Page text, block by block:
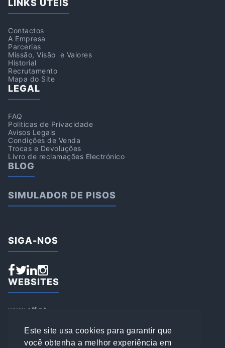
Este site usa cookies para garantir que
você obtenha a melhor experiência em
LINKS ÚTEIS
Contactos
A Empresa
Parcerias
Missão, Visão e Valores
Historial
Recrutamento
Mapa do Site
LEGAL
FAQ
Politicas de Privacidade
Avisos Legais
Condições de Venda
Trocas e Devoluções
Livro de reclamações Electrónico
BLOG
SIMULADOR DE PISOS
SIGA-NOS
WEBSITES
www.aff.pt
www.loja.affsports.pt
PESQUISAR